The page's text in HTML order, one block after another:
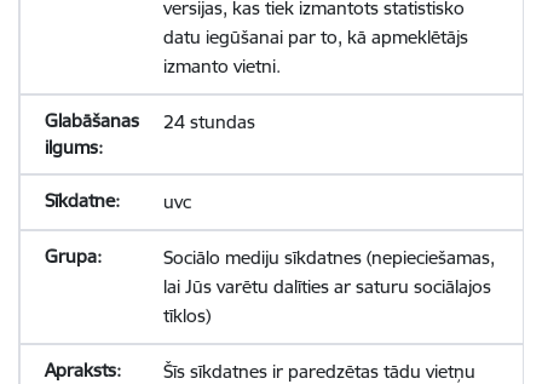
versijas, kas tiek izmantots statistisko
datu iegūšanai par to, kā apmeklētājs
izmanto vietni.
24 stundas
uvc
Sociālo mediju sīkdatnes (nepieciešamas,
lai Jūs varētu dalīties ar saturu sociālajos
tīklos)
Šīs sīkdatnes ir paredzētas tādu vietņu